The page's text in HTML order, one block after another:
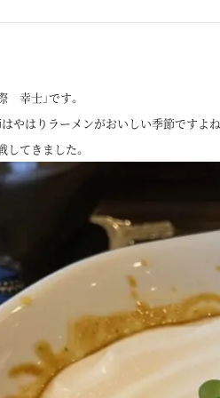
幸士」です。
やはりラーメンがおいしい季節ですよ
してきました。